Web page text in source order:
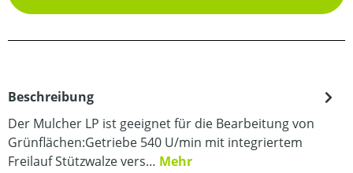
Beschreibung
Der Mulcher LP ist geeignet für die Bearbeitung von
Grünflächen:Getriebe 540 U/min mit integriertem
Freilauf Stützwalze vers… Mehr